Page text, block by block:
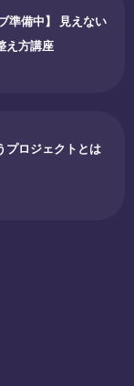
準備中】 見えない
え方講座
プロジェクトとは